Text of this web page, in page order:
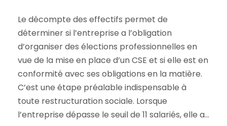
Le décompte des effectifs permet de
déterminer si l’entreprise a l’obligation
d’organiser des élections professionnelles en
vue de la mise en place d’un CSE et si elle est en
conformité avec ses obligations en la matière.
C’est une étape préalable indispensable à
toute restructuration sociale. Lorsque
l’entreprise dépasse le seuil de 11 salariés, elle a...